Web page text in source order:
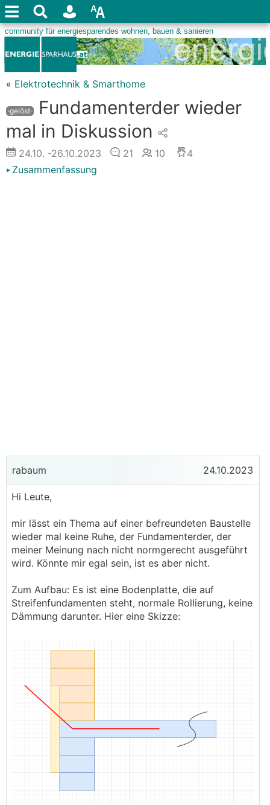
« Elektrotechnik & Smarthome
·gelöst·
Fundamenterder wieder
mal in Diskussion
24.10. -26.10.2023 21 10
4
Zusammenfassung
rabaum 24.10.2023
Hi Leute,
mir lässt ein Thema auf einer befreundeten Baustelle
wieder mal keine Ruhe, der Fundamenterder, der
meiner Meinung nach nicht normgerecht ausgeführt
wird. Könnte mir egal sein, ist es aber nicht.
Zum Aufbau: Es ist eine Bodenplatte, die auf
Streifenfundamenten steht, normale Rollierung, keine
Dämmung darunter. Hier eine Skizze: